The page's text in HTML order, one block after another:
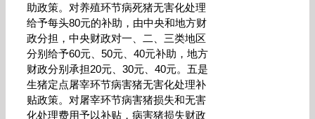
助政策。对养殖环节病死猪无害化处理
给予每头80元的补助，由中央和地方财
政分担，中央财政对一、二、三类地区
分别给予60元、50元、40元补助，地方
财政分别承担20元、30元、40元。五是
生猪定点屠宰环节病害猪无害化处理补
贴政策。对屠宰环节病害猪损失和无害
化处理费用予以补贴，病害猪损失财政